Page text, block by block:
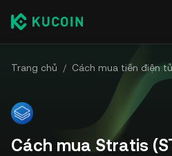
Trang chủ / Cách mua tiền điện
Cách mua Stratis